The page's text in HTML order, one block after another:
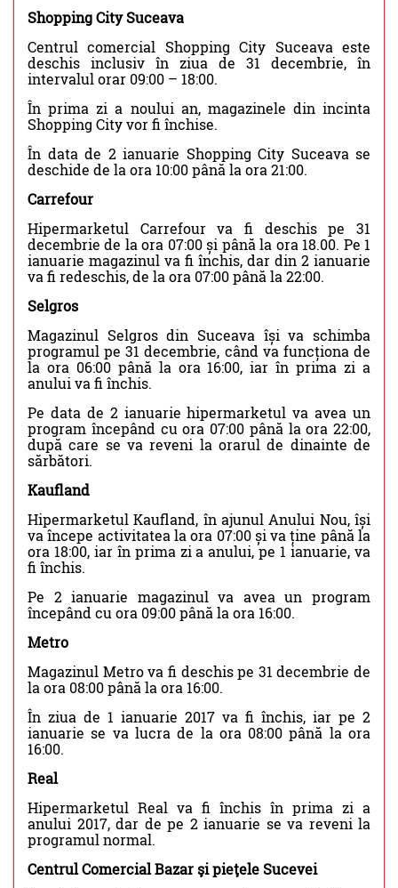
Shopping City Suceava
Centrul comercial Shopping City Suceava este
deschis inclusiv în ziua de 31 decembrie, în
intervalul orar 09:00 – 18:00.
În prima zi a noului an, magazinele din incinta
Shopping City vor fi închise.
În data de 2 ianuarie Shopping City Suceava se
deschide de la ora 10:00 până la ora 21:00.
Carrefour
Hipermarketul Carrefour va fi deschis pe 31
decembrie de la ora 07:00 și până la ora 18.00. Pe 1
ianuarie magazinul va fi închis, dar din 2 ianuarie
va fi redeschis, de la ora 07:00 până la 22:00.
Selgros
Magazinul Selgros din Suceava își va schimba
programul pe 31 decembrie, când va funcționa de
la ora 06:00 până la ora 16:00, iar în prima zi a
anului va fi închis.
Pe data de 2 ianuarie hipermarketul va avea un
program începând cu ora 07:00 până la ora 22:00,
după care se va reveni la orarul de dinainte de
sărbători.
Kaufland
Hipermarketul Kaufland, în ajunul Anului Nou, își
va începe activitatea la ora 07:00 și va ține până la
ora 18:00, iar în prima zi a anului, pe 1 ianuarie, va
fi închis.
Pe 2 ianuarie magazinul va avea un program
începând cu ora 09:00 până la ora 16:00.
Metro
Magazinul Metro va fi deschis pe 31 decembrie de
la ora 08:00 până la ora 16:00.
În ziua de 1 ianuarie 2017 va fi închis, iar pe 2
ianuarie se va lucra de la ora 08:00 până la ora
16:00.
Real
Hipermarketul Real va fi închis în prima zi a
anului 2017, dar de pe 2 ianuarie se va reveni la
programul normal.
Centrul Comercial Bazar şi pieţele Sucevei